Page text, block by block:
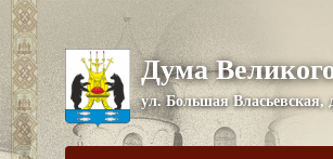
Дума
ул. Большая Власьевская,